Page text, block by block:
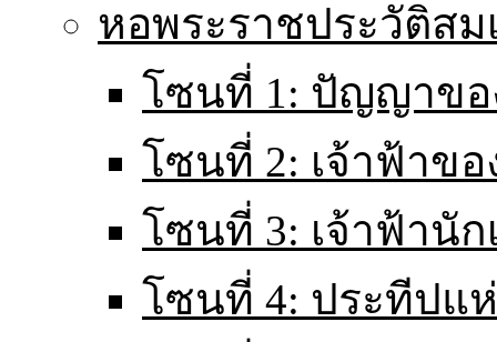
หอพระราชประวัติส
โซนที่ 1: ปัญญาข
โซนที่ 2: เจ้าฟ้าข
โซนที่ 3: เจ้าฟ้านัก
โซนที่ 4: ประทีปแ